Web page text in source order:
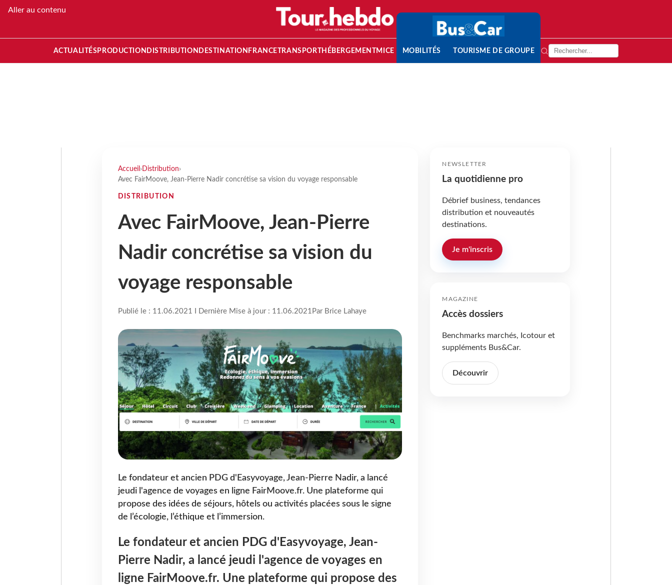
Aller au contenu
ACTUALITÉS PRODUCTION DISTRIBUTION DESTINATION FRANCETRANSPORT HÉBERGEMENTMICE MOBILITÉS TOURISME DE GROUPE
Accueil › Distribution›
Avec FairMoove, Jean-Pierre Nadir concrétise sa vision du voyage responsable
DISTRIBUTION
Avec FairMoove, Jean-Pierre
Nadir concrétise sa vision du
voyage responsable
Publié le : 11.06.2021 I Dernière Mise à jour : 11.06.2021 Par Brice Lahaye
Le fondateur et ancien PDG d'Easyvoyage, Jean-Pierre Nadir, a lancé
jeudi l'agence de voyages en ligne FairMoove.fr. Une plateforme qui
propose des idées de séjours, hôtels ou activités placées sous le signe
de l’écologie, l’éthique et l’immersion.
Le fondateur et ancien PDG d'Easyvoyage, Jean-
Pierre Nadir, a lancé jeudi l'agence de voyages en
ligne FairMoove.fr. Une plateforme qui propose des
NEWSLETTER
La quotidienne pro
Débrief business, tendances
distribution et nouveautés
destinations.
Je m'inscris
MAGAZINE
Accès dossiers
Benchmarks marchés, Icotour et
suppléments Bus&Car.
Découvrir